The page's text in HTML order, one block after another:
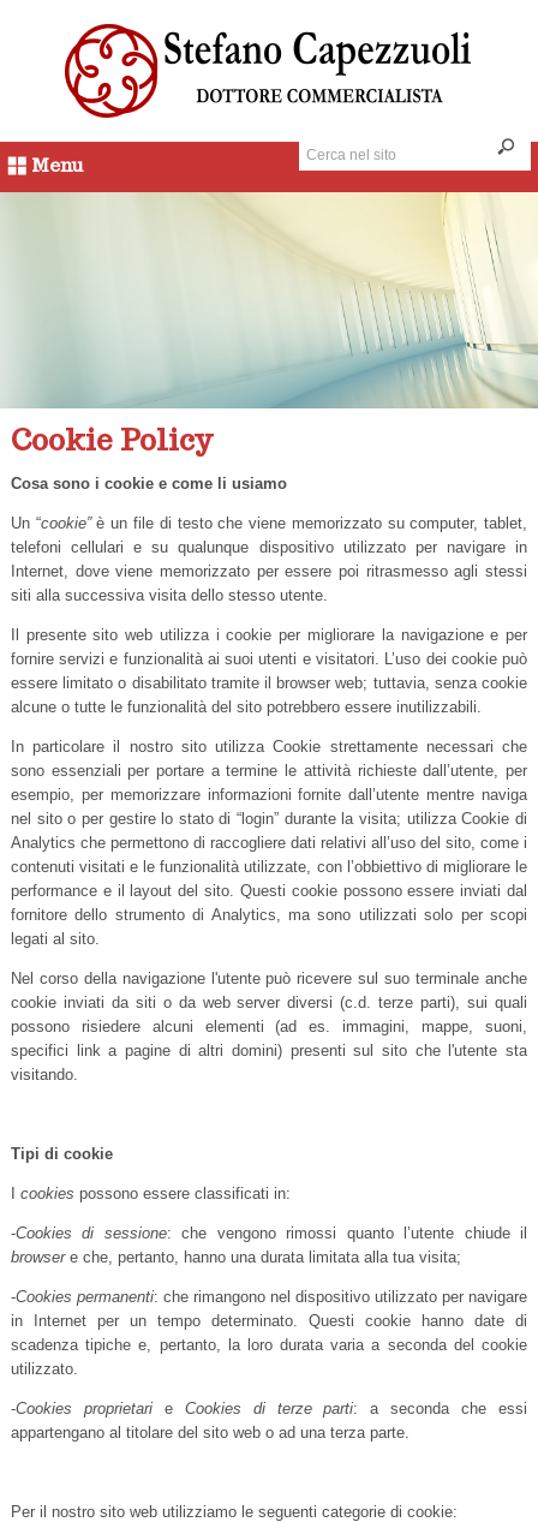
Menu
Cookie Policy
Cosa sono i cookie e come li usiamo
Un “cookie”è un file di testo che viene memorizzato su computer, tablet,
telefoni cellulari e su qualunque dispositivo utilizzato per navigare in
Internet, dove viene memorizzato per essere poi ritrasmesso agli stessi
siti alla successiva visita dello stesso utente.
Il presente sito web utilizza i cookie per migliorare la navigazione e per
fornire servizi e funzionalità ai suoi utenti e visitatori. L’uso dei cookie può
essere limitato o disabilitato tramite il browser web; tuttavia, senza cookie
alcune o tutte le funzionalità del sito potrebbero essere inutilizzabili.
In particolare il nostro sito utilizza Cookie strettamente necessari che
sono essenziali per portare a termine le attività richieste dall’utente, per
esempio, per memorizzare informazioni fornite dall’utente mentre naviga
nel sito o per gestire lo stato di “login” durante la visita; utilizza Cookie di
Analytics che permettono di raccogliere dati relativi all’uso del sito, come i
contenuti visitati e le funzionalità utilizzate, con l’obbiettivo di migliorare le
performance e il layout del sito. Questi cookie possono essere inviati dal
fornitore dello strumento di Analytics, ma sono utilizzati solo per scopi
legati al sito.
Nel corso della navigazione l'utente può ricevere sul suo terminale anche
cookie inviati da siti o da web server diversi (c.d. terze parti), sui quali
possono risiedere alcuni elementi (ad es. immagini, mappe, suoni,
specifici link a pagine di altri domini) presenti sul sito che l'utente sta
visitando.
Tipi di cookie
I cookies possono essere classificati in:
-Cookies di sessione: che vengono rimossi quanto l’utente chiude il
browsere che, pertanto, hanno una durata limitata alla tua visita;
-Cookies permanenti: che rimangono nel dispositivo utilizzato per navigare
in Internet per un tempo determinato. Questi cookie hanno date di
scadenza tipiche e, pertanto, la loro durata varia a seconda del cookie
utilizzato.
-Cookies proprietarie Cookies di terze parti: a seconda che essi
appartengano al titolare del sito web o ad una terza parte.
Per il nostro sito web utilizziamo le seguenti categorie di cookie: